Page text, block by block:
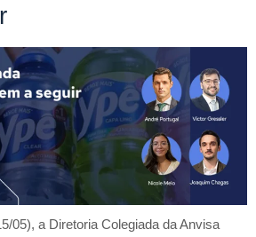
05), a Diretoria Colegiada da Anvisa